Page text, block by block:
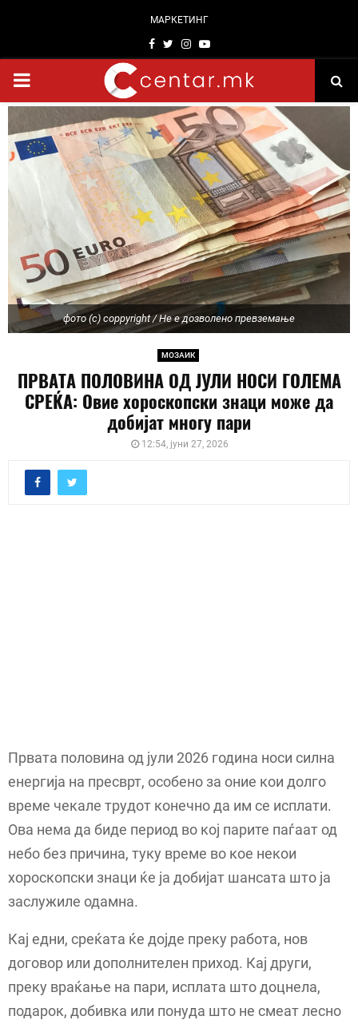
МАРКЕТИНГ
Facebook
TwitterInstagram
Youtube
PRIMARY
MENU
фото (c) coppyright / Не е дозволено превземање
МОЗАИК
ПРВАТА ПОЛОВИНА ОД ЈУЛИ НОСИ ГОЛЕМА
СРЕЌА: Овие хороскопски знаци може да
добијат многу пари
12:54, јуни 27, 2026
Првата половина од јули 2026 година носи силна
енергија на пресврт, особено за оние кои долго
време чекале трудот конечно да им се исплати.
Ова нема да биде период во кој парите паѓаат од
небо без причина, туку време во кое некои
хороскопски знаци ќе ја добијат шансата што ја
заслужиле одамна.
Кај едни, среќата ќе дојде преку работа, нов
договор или дополнителен приход. Кај други,
преку враќање на пари, исплата што доцнела,
подарок, добивка или понуда што не смеат лесно